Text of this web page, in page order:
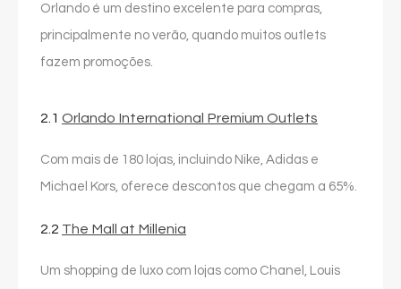
Orlando é um destino excelente para compras,
principalmente no verão, quando muitos outlets
fazem promoções.
2.1 Orlando International Premium Outlets
Com mais de 180 lojas, incluindo Nike, Adidas e
Michael Kors, oferece descontos que chegam a 65%.
2.2 The Mall at Millenia
Um shopping de luxo com lojas como Chanel, Louis